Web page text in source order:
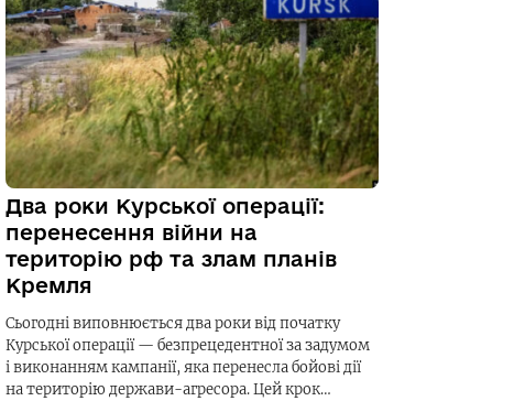
Два роки Курської операції:
перенесення війни на
територію рф та злам планів
Кремля
Сьогодні виповнюється два роки від початку
Курської операції — безпрецедентної за задумом
і виконанням кампанії, яка перенесла бойові дії
на територію держави-агресора. Цей крок…